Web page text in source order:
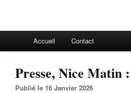
Accueil Contact
Presse, Nice Matin
Publié le 16 Janvier 2026